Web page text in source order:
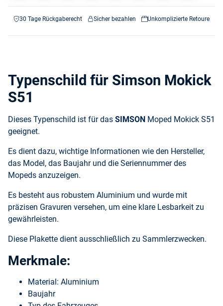
30 Tage Rückgaberecht Sicher bezahlen Unkomplizierte Retoure
Typenschild für Simson Mokick
S51
Dieses Typenschild ist für das SIMSON Moped Mokick S51
geeignet.
Es dient dazu, wichtige Informationen wie den Hersteller,
das Model, das Baujahr und die Seriennummer des
Mopeds anzuzeigen.
Es besteht aus robustem Aluminium und wurde mit
präzisen Gravuren versehen, um eine klare Lesbarkeit zu
gewährleisten.
Diese Plakette dient ausschließlich zu Sammlerzwecken.
Merkmale:
Material: Aluminium
Baujahr